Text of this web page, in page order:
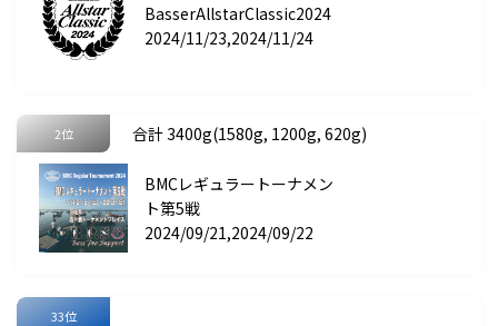
BasserAllstarClassic2024
2024/11/23,2024/11/24
2位 合計 3400g(1580g, 1200g, 620g)
BMCレギュラートーナメン
ト第5戦
2024/09/21,2024/09/22
33位